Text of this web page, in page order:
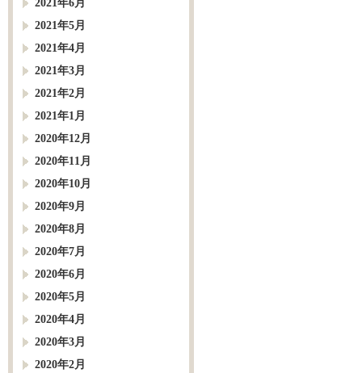
2021年6月
2021年5月
2021年4月
2021年3月
2021年2月
2021年1月
2020年12月
2020年11月
2020年10月
2020年9月
2020年8月
2020年7月
2020年6月
2020年5月
2020年4月
2020年3月
2020年2月